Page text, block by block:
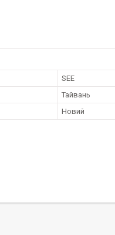
SEE
Тайвань
Новий